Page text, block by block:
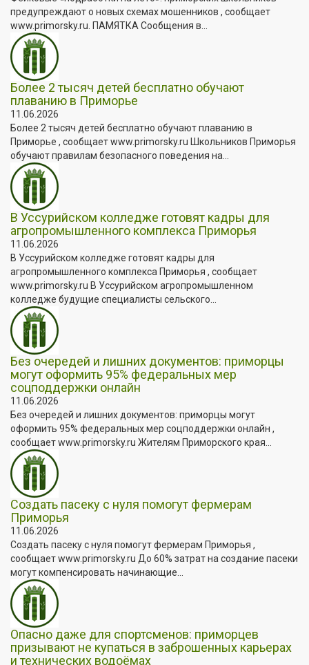
предупреждают о новых схемах мошенников , сообщает
www.primorsky.ru. ПАМЯТКА Сообщения в...
Более 2 тысяч детей бесплатно обучают
плаванию в Приморье
11.06.2026
Более 2 тысяч детей бесплатно обучают плаванию в
Приморье , сообщает www.primorsky.ru Школьников Приморья
обучают правилам безопасного поведения на...
В Уссурийском колледже готовят кадры для
агропромышленного комплекса Приморья
11.06.2026
В Уссурийском колледже готовят кадры для
агропромышленного комплекса Приморья , сообщает
www.primorsky.ru В Уссурийском агропромышленном
колледже будущие специалисты сельского...
Без очередей и лишних документов: приморцы
могут оформить 95% федеральных мер
соцподдержки онлайн
11.06.2026
Без очередей и лишних документов: приморцы могут
оформить 95% федеральных мер соцподдержки онлайн ,
сообщает www.primorsky.ru Жителям Приморского края...
Создать пасеку с нуля помогут фермерам
Приморья
11.06.2026
Создать пасеку с нуля помогут фермерам Приморья ,
сообщает www.primorsky.ru До 60% затрат на создание пасеки
могут компенсировать начинающие...
Опасно даже для спортсменов: приморцев
призывают не купаться в заброшенных карьерах
и технических водоёмах